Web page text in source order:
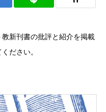
教新刊書の批評と紹介を掲載
ださい。